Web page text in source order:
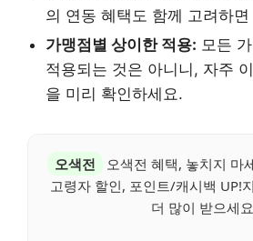
의 연동 혜택도 함께 고려하
가맹점별 상이한 적용: 모든
적용되는 것은 아니니, 자주
을 미리 확인하세요.
오색전
오색전 혜택, 놓치지 마
고령자 할인, 포인트/캐시백 UP!
더 많이 받으세